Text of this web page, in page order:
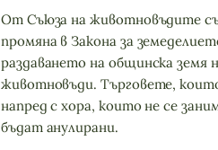
От Съюза на животновъдите
промяна в Закона за
раздаването на общинска земя
животновъди. Търговете,
напред с хора, които не се
бъдат анулирани.